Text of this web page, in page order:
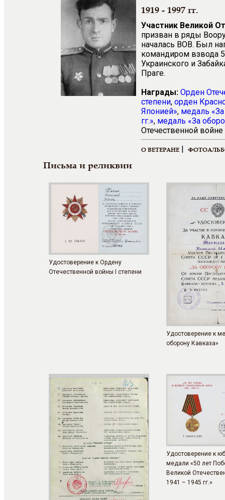
1919 - 1997 гг.
Участник Великой
призван в ряды
началась ВОВ. Был
командиром взвода
Украинского и
Праге.
Награды: Орден
степени, орден
Японией», медаль
гг.», медаль «За
Отечественной войне
О ВЕТЕРАНЕ |
Письма и реликвии
Удостоверение к Ордену
Отечественной войны I степени
Удостоверение к
оборону Кавказа»
Удостоверение к
медали «50 лет
Великой
1941 – 1945 гг.»